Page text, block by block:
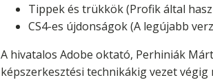
Tippek és trükkök (Profik által
CS4-es újdonságok (A legújabb
A hivatalos Adobe oktató, Perhiniák
képszerkesztési technikákig vezet